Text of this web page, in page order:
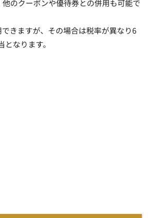
のクーポンや優待券との併用も可能で
きますが、その場合は税率が異なり6
なります。